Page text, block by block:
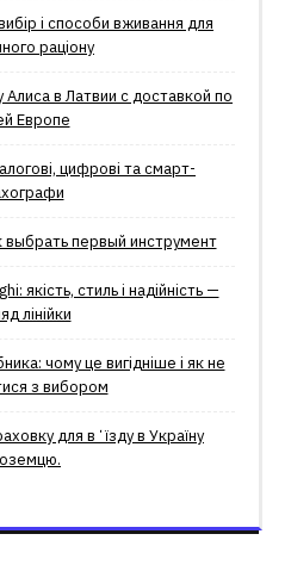
і способи вживання для
раціону
Алиса в Латвии с доставкой по
Европе
цифрові та смарт-
выбрать первый инструмент
якість, стиль і надійність —
лінійки
чому це вигідніше і як не
з вибором
для вʼїзду в Україну